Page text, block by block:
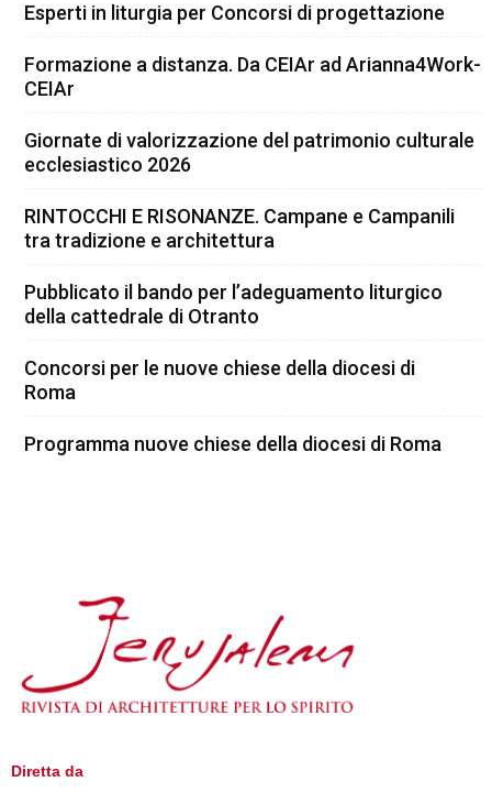
Esperti in liturgia per Concorsi di progettazione
Formazione a distanza. Da CEIAr ad Arianna4Work-
CEIAr
Giornate di valorizzazione del patrimonio culturale
ecclesiastico 2026
RINTOCCHI E RISONANZE. Campane e Campanili
tra tradizione e architettura
Pubblicato il bando per l’adeguamento liturgico
della cattedrale di Otranto
Concorsi per le nuove chiese della diocesi di
Roma
Programma nuove chiese della diocesi di Roma
Diretta da